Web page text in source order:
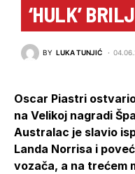
‘HULK’
BY LUKA TUNJIĆ
Oscar Piastri
na Velikoj nagradi
Australac je slavio
Landa Norrisa i
vozača, a na trećem